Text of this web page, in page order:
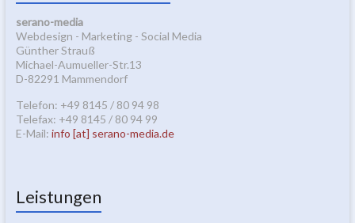
serano-media
Webdesign - Marketing - Social Media
Günther Strauß
Michael-Aumueller-Str.13
D-82291 Mammendorf
Telefon: +49 8145 / 80 94 98
Telefax: +49 8145 / 80 94 99
E-Mail: info [at] serano-media.de
Leistungen